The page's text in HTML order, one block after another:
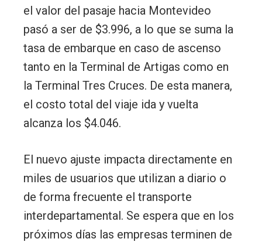
el valor del pasaje hacia Montevideo
pasó a ser de $3.996, a lo que se suma la
tasa de embarque en caso de ascenso
tanto en la Terminal de Artigas como en
la Terminal Tres Cruces. De esta manera,
el costo total del viaje ida y vuelta
alcanza los $4.046.
El nuevo ajuste impacta directamente en
miles de usuarios que utilizan a diario o
de forma frecuente el transporte
interdepartamental. Se espera que en los
próximos días las empresas terminen de